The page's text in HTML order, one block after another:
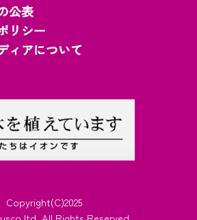
公表
リシー
ィアについて
Copyright(C)2025